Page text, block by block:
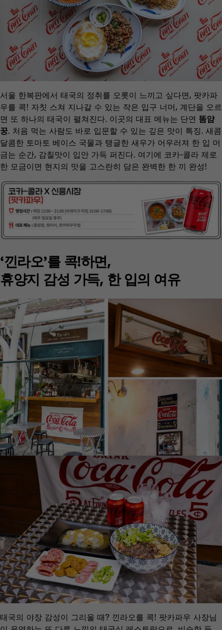
서울 한복판에서 태국의 정취를 오롯이 느끼고 싶다면, 팟카파
우를 콕! 자칫 스쳐 지나갈 수 있는 작은 입구 너머, 계단을 오르
면 또 하나의 태국이 펼쳐진다. 이곳의 대표 메뉴는 단연 똠얌
꿍. 처음 먹는 사람도 바로 입문할 수 있는 깊은 맛이 특징. 새콤
달콤한 토마토 베이스 국물과 탱글한 새우가 어우러져 한 입 머
금는 순간, 감칠맛이 입안 가득 퍼진다. 여기에 코카-콜라 제로
한 모금이면 현지의 맛을 고스란히 담은 완벽한 한 끼 완성!
‘낀라오’를 콕!하면,
휴양지 감성 가득, 한 입의 여유
태국의 야장 감성이 그리울 때? 낀라오를 콕! 팟카파우 사장님